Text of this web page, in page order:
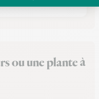
ou une plante à